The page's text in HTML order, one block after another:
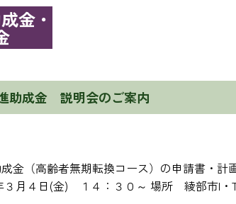
補
金・
助成金 説明会のご案内
金（高齢者無期転換コース）の申請書・
月４日(金) １４：３０～ 場所 綾部市I